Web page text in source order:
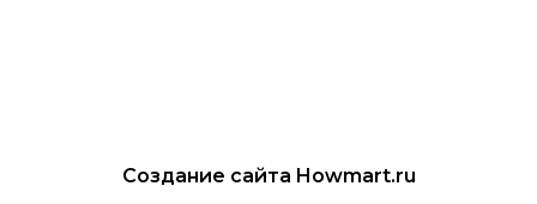
Создание сайта Howmart.ru